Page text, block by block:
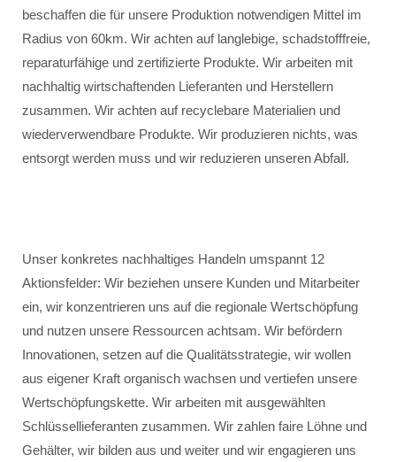
beschaffen die für unsere Produktion notwendigen Mittel im
Radius von 60km. Wir achten auf langlebige, schadstofffreie,
reparaturfähige und zertifizierte Produkte. Wir arbeiten mit
nachhaltig wirtschaftenden Lieferanten und Herstellern
zusammen. Wir achten auf recyclebare Materialien und
wiederverwendbare Produkte. Wir produzieren nichts, was
entsorgt werden muss und wir reduzieren unseren Abfall.
Unser konkretes nachhaltiges Handeln umspannt 12
Aktionsfelder: Wir beziehen unsere Kunden und Mitarbeiter
ein, wir konzentrieren uns auf die regionale Wertschöpfung
und nutzen unsere Ressourcen achtsam. Wir befördern
Innovationen, setzen auf die Qualitätsstrategie, wir wollen
aus eigener Kraft organisch wachsen und vertiefen unsere
Wertschöpfungskette. Wir arbeiten mit ausgewählten
Schlüssellieferanten zusammen. Wir zahlen faire Löhne und
Gehälter, wir bilden aus und weiter und wir engagieren uns